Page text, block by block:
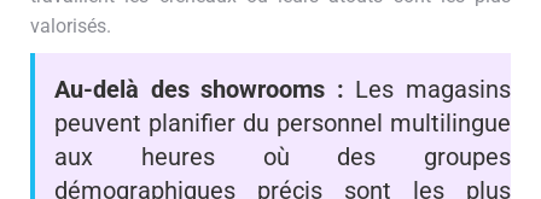
valorisés.
Au-delà des showrooms : Les magasins
peuvent planifier du personnel multilingue
aux heures où des groupes
démographiques précis sont les plus